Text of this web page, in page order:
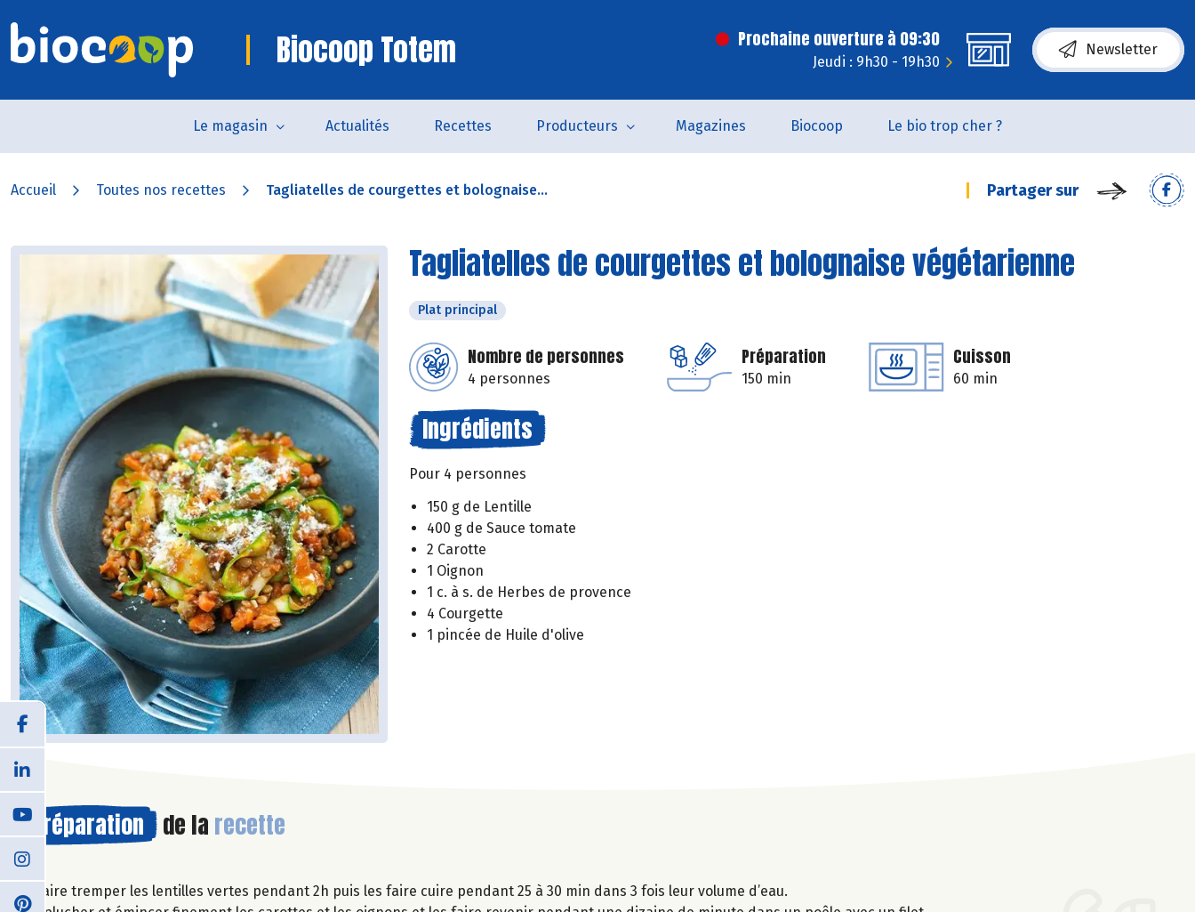
Biocoop Totem Prochaine ouverture à 09:30
Jeudi : 9h30 - 19h30
Newsletter
Le magasin Actualités Recettes Producteurs Magazines Biocoop Le bio trop cher ?
Accueil Toutes nos recettes Tagliatelles de courgettes et bolognaise... Partager sur
Tagliatelles de courgettes et bolognaise végétarienne
Plat principal
Nombre de personnes
4 personnes
Préparation
150 min
Cuisson
60 min
Ingrédients
Pour 4 personnes
150 g de Lentille
400 g de Sauce tomate
2 Carotte
1 Oignon
1 c. à s. de Herbes de provence
4 Courgette
1 pincée de Huile d'olive
Préparation de la recette
Faire tremper les lentilles vertes pendant 2h puis les faire cuire pendant 25 à 30 min dans 3 fois leur volume d’eau.